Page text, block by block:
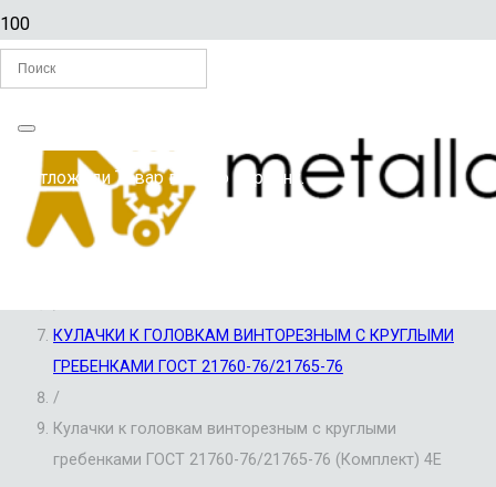
Вы отложилиТоварв свою корзину.
Главная
/
РЕЗЬБООБРАЗУЮЩИЙ ИНСТРУМЕНТ
КУЛАЧКИ К ГОЛОВКАМ ВИНТОРЕЗНЫМ С КРУГЛЫМИ
ГРЕБЕНКАМИ ГОСТ 21760-76/21765-76
/
Кулачки к головкам винторезным с круглыми
гребенками ГОСТ 21760-76/21765-76 (Комплект) 4Е